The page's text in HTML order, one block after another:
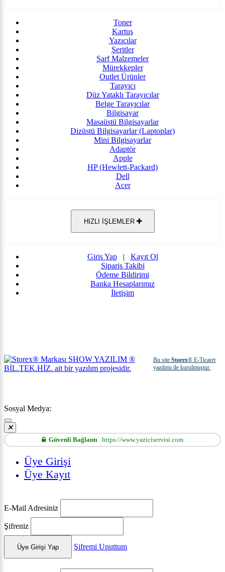
Toner
Kartuş
Yazıcılar
Şeritler
Sarf Malzemeler
Mürekkepler
Outlet Ürünler
Tarayıcı
Düz Yataklı Tarayıcılar
Belge Tarayıcılar
Bilgisayar
Masaüstü Bilgisayarlar
Dizüstü Bilgisayarlar (Laptoplar)
Mini Bilgisayarlar
Adaptör
Apple
HP (Hewlett-Packard)
Dell
Acer
HIZLI İŞLEMLER
Giriş Yap| Kayıt Ol
Sipariş Takibi
Ödeme Bildirimi
Banka Hesaplarımız
İletişim
Bu siteStorex® E-Ticaret
yazılımı ile kurulmuştur.
Sosyal Medya:
Güvenli Bağlantı https://www.yaziciservisi.com
Üye Girişi
Üye Kayıt
E-Mail Adresiniz
Şifreniz
Üye Girişi Yap Şifremi Unuttum